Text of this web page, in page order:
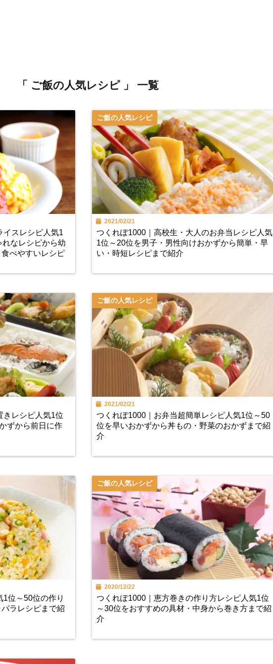
「 ご飯の人気レシピ 」 一覧
イスレシピ人気1
なレシピから幼
べやすいレシピ
ご飯の人気レシピ
2021/02/21
つくれぽ1000｜高校生・大人のお弁当レシピ人気
1位～20位を男子・男性向けおかずから簡単・早
い・時短レシピまで紹介
きレシピ人気1位
ずから前日に作
ご飯の人気レシピ
2021/02/21
つくれぽ1000｜お弁当超簡単レシピ人気1位～50
位を早いおかずから丼もの・野菜のおかずまで紹
介
位～50位の作り
ラレシピまで紹
ご飯の人気レシピ
2020/12/22
つくれぽ1000｜恵方巻きの作り方レシピ人気1位
～30位をおすすめの具材・中身から巻き方まで紹
介